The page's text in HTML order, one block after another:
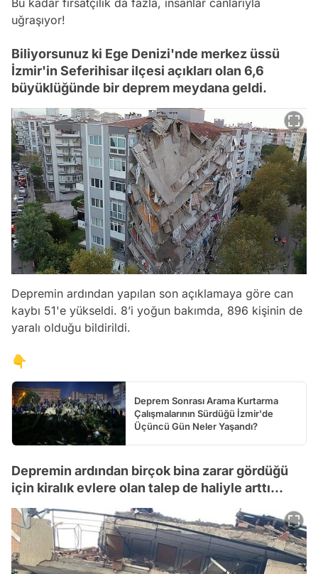
Bu kadar fırsatçılık da fazla, insanlar canlarıyla
uğraşıyor!
Biliyorsunuz ki Ege Denizi'nde merkez üssü
İzmir'in Seferihisar ilçesi açıkları olan 6,6
büyüklüğünde bir deprem meydana geldi.
Depremin ardından yapılan son açıklamaya göre can
kaybı 51'e yükseldi. 8’i yoğun bakımda, 896 kişinin de
yaralı olduğu bildirildi.
👇
Deprem Sonrası Arama Kurtarma
Çalışmalarının Sürdüğü İzmir'de
Üçüncü Gün Neler Yaşandı?
Depremin ardından birçok bina zarar gördüğü
için kiralık evlere olan talep de haliyle arttı...